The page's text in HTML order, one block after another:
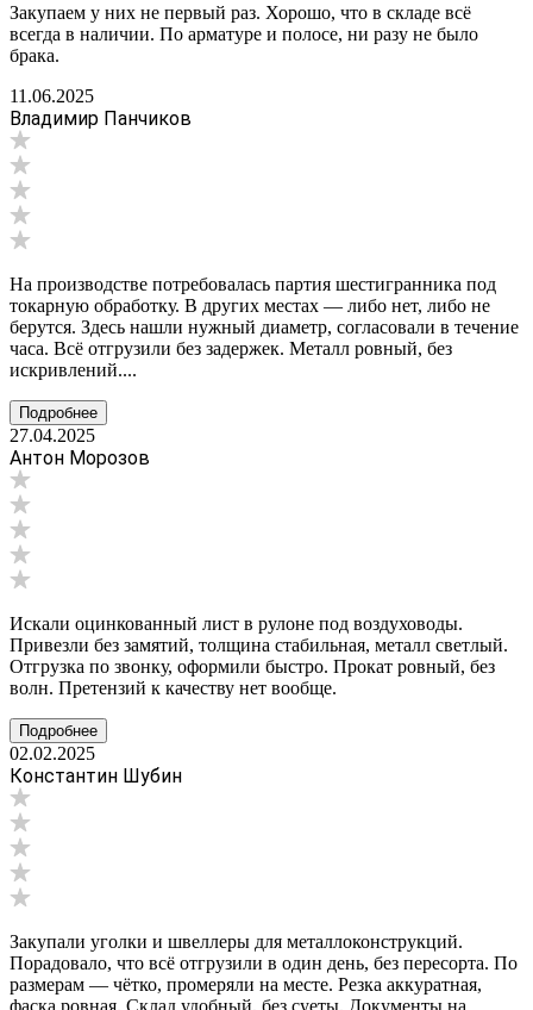
Закупаем у них не первый раз. Хорошо, что в складе всё
всегда в наличии. По арматуре и полосе, ни разу не было
брака.
11.06.2025
Владимир Панчиков
На производстве потребовалась партия шестигранника под
токарную обработку. В других местах — либо нет, либо не
берутся. Здесь нашли нужный диаметр, согласовали в течение
часа. Всё отгрузили без задержек. Металл ровный, без
искривлений....
Подробнее
27.04.2025
Антон Морозов
Искали оцинкованный лист в рулоне под воздуховоды.
Привезли без замятий, толщина стабильная, металл светлый.
Отгрузка по звонку, оформили быстро. Прокат ровный, без
волн. Претензий к качеству нет вообще.
Подробнее
02.02.2025
Константин Шубин
Закупали уголки и швеллеры для металлоконструкций.
Порадовало, что всё отгрузили в один день, без пересорта. По
размерам — чётко, промеряли на месте. Резка аккуратная,